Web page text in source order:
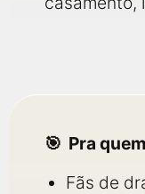
Pra
Fãs de